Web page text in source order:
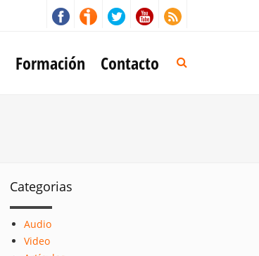
Formación Contacto
Categorias
Audio
Video